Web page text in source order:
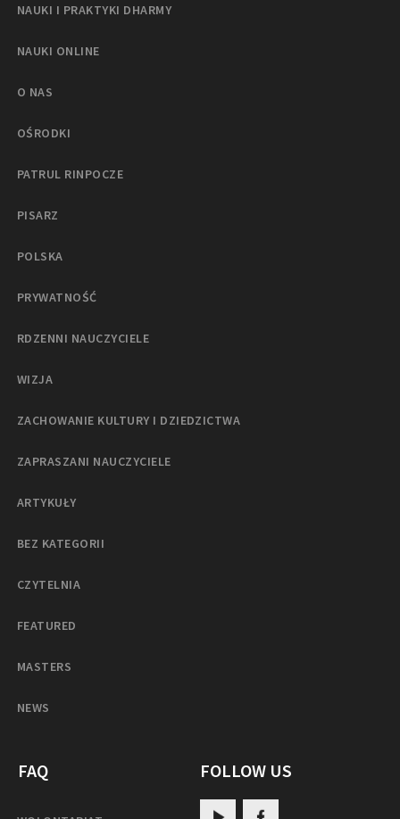
NAUKI I PRAKTYKI DHARMY
NAUKI ONLINE
O NAS
OŚRODKI
PATRUL RINPOCZE
PISARZ
POLSKA
PRYWATNOŚĆ
RDZENNI NAUCZYCIELE
WIZJA
ZACHOWANIE KULTURY I DZIEDZICTWA
ZAPRASZANI NAUCZYCIELE
ARTYKUŁY
BEZ KATEGORII
CZYTELNIA
FEATURED
MASTERS
NEWS
FAQ FOLLOW US